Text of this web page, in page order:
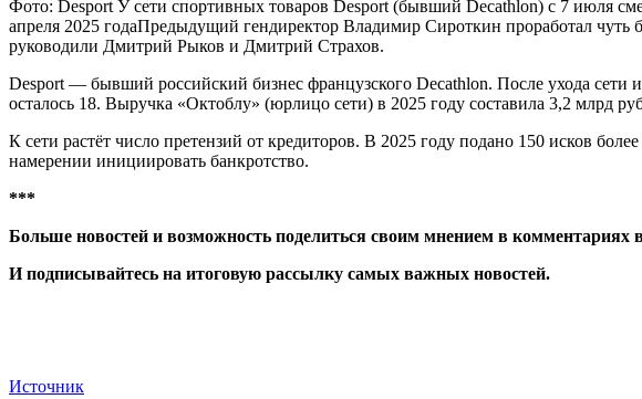
Фото: Desport У сети спортивных товаров Desport (бывший Decathlon) с 7 июля
апреля 2025 годаПредыдущий гендиректор Владимир Сироткин проработал чуть
руководили Дмитрий Рыков и Дмитрий Страхов.
Desport — бывший российский бизнес французского Decathlon. После ухода
осталось 18. Выручка «Октоблу» (юрлицо сети) в 2025 году составила 3,2 млрд
К сети растёт число претензий от кредиторов. В 2025 году подано 150 исков
намерении инициировать банкротство.
***
Больше новостей и возможность поделиться своим мнением в комментариях
Иподписывайтесь на итоговую рассылку самых важных новостей.
Источник